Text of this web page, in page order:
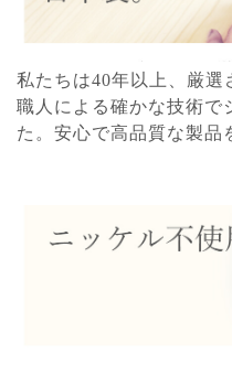
私たちは40年以上、厳
職人による確かな技術で
た。安心で高品質な製品